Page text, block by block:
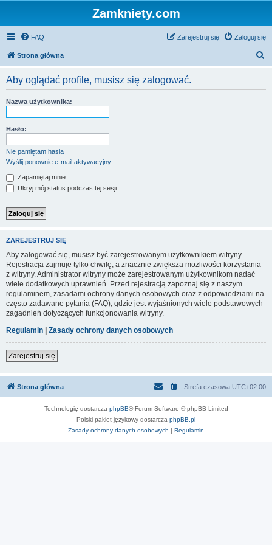
Zamkniety.com
FAQ Zaloguj się
Zarejestruj się
Strona główna
Aby oglądać profile, musisz się zalogować.
Nazwa użytkownika:
Hasło:
Nie pamiętam hasła
Wyślij ponownie e-mail aktywacyjny
Zapamiętaj mnie
Ukryj mój status podczas tej sesji
ZAREJESTRUJ SIĘ
Aby zalogować się, musisz być zarejestrowanym użytkownikiem witryny.
Rejestracja zajmuje tylko chwilę, a znacznie zwiększa możliwości korzystania
z witryny. Administrator witryny może zarejestrowanym użytkownikom nadać
wiele dodatkowych uprawnień. Przed rejestracją zapoznaj się z naszym
regulaminem, zasadami ochrony danych osobowych oraz z odpowiedziami na
często zadawane pytania (FAQ), gdzie jest wyjaśnionych wiele podstawowych
zagadnień dotyczących funkcjonowania witryny.
Regulamin | Zasady ochrony danych osobowych
Zarejestruj się
Strona główna Strefa czasowa UTC+02:00
Technologię dostarcza phpBB® Forum Software © phpBB Limited
Polski pakiet językowy dostarcza phpBB.pl
Zasady ochrony danych osobowych | Regulamin